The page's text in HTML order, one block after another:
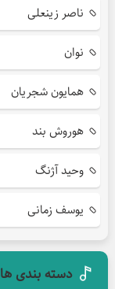
ناصر زینعلی
نوان
همایون شجریان
هوروش بند
وحید آژنگ
یوسف زمانی
دسته بندی ها